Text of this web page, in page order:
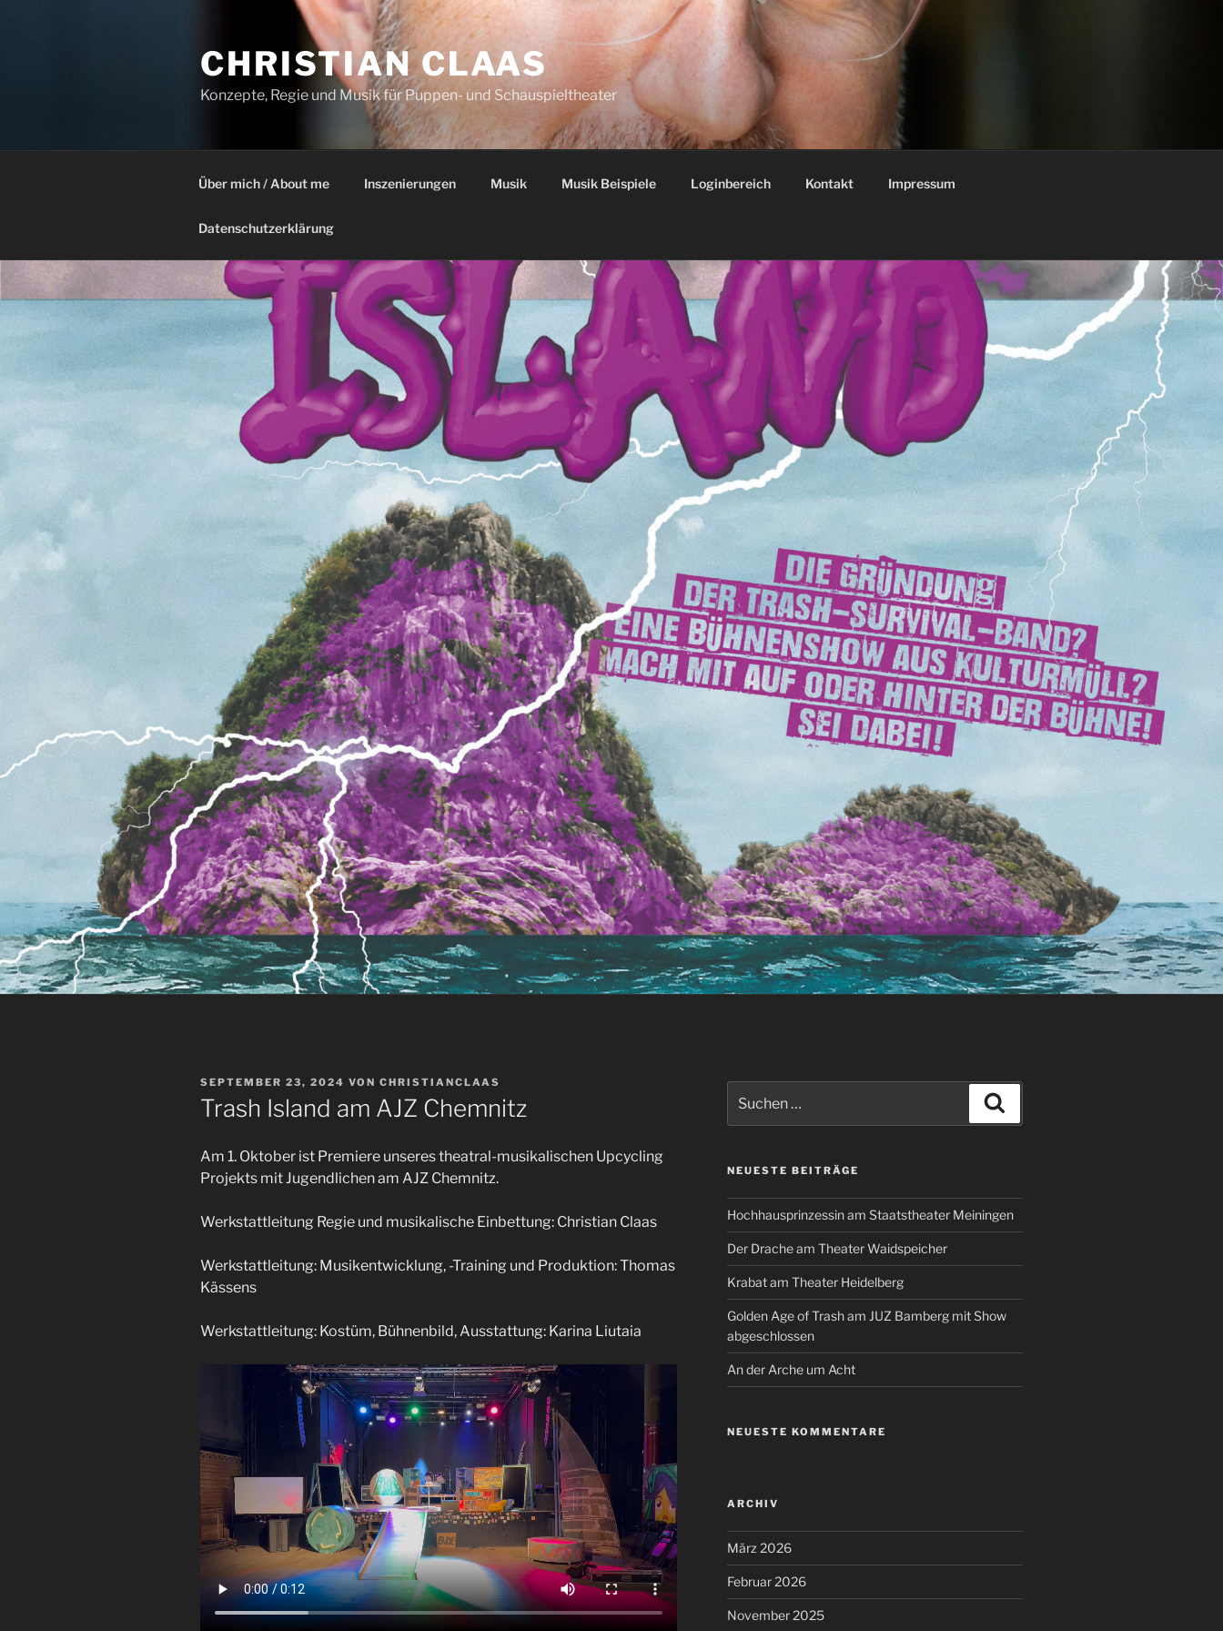
CHRISTIAN CLAAS
Konzepte, Regie und Musik für Puppen- und Schauspieltheater
Über mich / About me Inszenierungen Musik Musik Beispiele Loginbereich Kontakt Impressum
Datenschutzerklärung
VERÖFFENTLICHT
AM
SEPTEMBER 23, 2024 VON CHRISTIANCLAAS
Trash Island am AJZ Chemnitz
Am 1. Oktober ist Premiere unseres theatral-musikalischen Upcycling
Projekts mit Jugendlichen am AJZ Chemnitz.
Werkstattleitung Regie und musikalische Einbettung: Christian Claas
Werkstattleitung: Musikentwicklung, -Training und Produktion: Thomas
Kässens
Werkstattleitung: Kostüm, Bühnenbild, Ausstattung: Karina Liutaia
nach:
NEUESTE BEITRÄGE
Hochhausprinzessin am Staatstheater Meiningen
Der Drache am Theater Waidspeicher
Krabat am Theater Heidelberg
Golden Age of Trash am JUZ Bamberg mit Show
abgeschlossen
An der Arche um Acht
NEUESTE KOMMENTARE
ARCHIV
März 2026
Februar 2026
November 2025